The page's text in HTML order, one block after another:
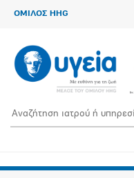
ΟΜΙΛΟΣ HHG